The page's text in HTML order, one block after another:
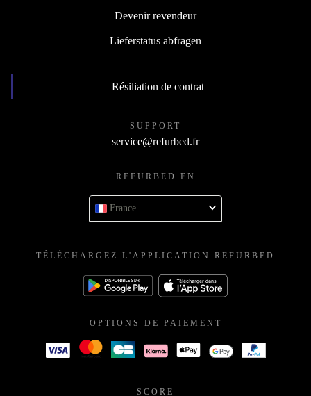
Devenir revendeur
Lieferstatus abfragen
Résiliation de contrat
SUPPORT
service@refurbed.fr
REFURBED EN
France
TÉLÉCHARGEZ L'APPLICATION REFURBED
OPTIONS DE PAIEMENT
SCORE